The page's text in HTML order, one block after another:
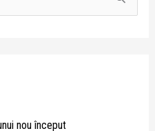
nou început